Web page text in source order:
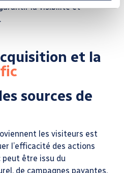
la visibilité et
et la
sources de
les visiteurs est
l’efficacité des actions
être issu du
de campagnes payantes,